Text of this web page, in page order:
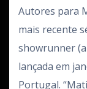
Autores para
mais recente
showrunner
lançada em
Portugal.